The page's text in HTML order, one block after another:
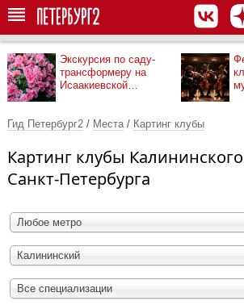
Экскурсия по саду-
трансформеру на
Исаакиевской
Гид Петербург2 / Места / Картинг клубы
Картинг клубы
Санкт-Петербурга
Любое метро
Калининский
Все специализации